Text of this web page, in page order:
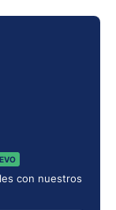
con nuestros